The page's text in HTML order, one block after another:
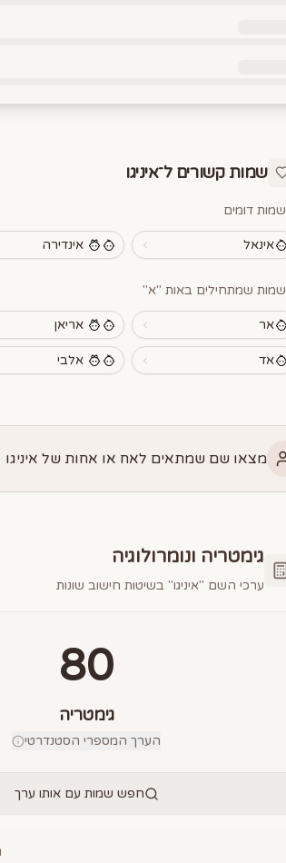
שמות קשורים ל־איניגו
שמות דומים
אינאל אינדירה
שמות שמתחילים באות "א"
אר אריאן
אד אלבי
מצאו שם שמתאים לאח או אחות של איניגו
גימטריה ונומרולוגיה
ערכי השם "איניגו" בשיטות חישוב שונות
80
גימטריה
הערך המספרי הסטנדרטי
חפש שמות עם אותו ערך